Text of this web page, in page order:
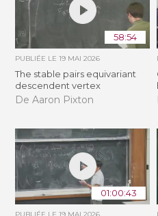
58:54
PUBLIÉE LE19 MAI 2026
The stable pairs equivariant
descendent vertex
De Aaron Pixton
01:00:43
PUBLIÉE LE19 MAI 2026